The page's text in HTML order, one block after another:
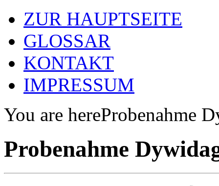
ZUR HAUPTSEITE
GLOSSAR
KONTAKT
IMPRESSUM
You are hereProbenahme
Probenahme